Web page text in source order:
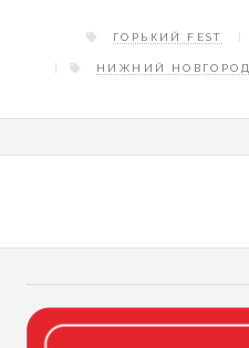
ГОРЬКИЙ FEST
НИЖНИЙ НОВГОРОД